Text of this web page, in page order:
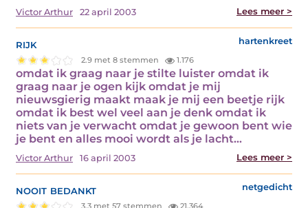
Victor Arthur 22 april 2003 Lees meer >
rijk hartenkreet
2.9 met 8 stemmen 1.176
omdat ik graag naar je stilte luister omdat ik
graag naar je ogen kijk omdat je mij
nieuwsgierig maakt maak je mij een beetje rijk
omdat ik best wel veel aan je denk omdat ik
niets van je verwacht omdat je gewoon bent wie
je bent en alles mooi wordt als je lacht…
Victor Arthur 16 april 2003 Lees meer >
nooit bedankt netgedicht
3.3 met 57 stemmen 21.364